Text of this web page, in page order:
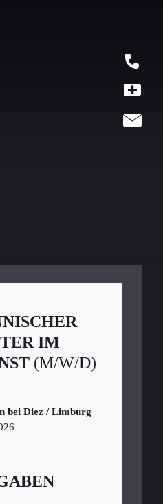
IM
(M/W/D)
bei Diez / Limburg